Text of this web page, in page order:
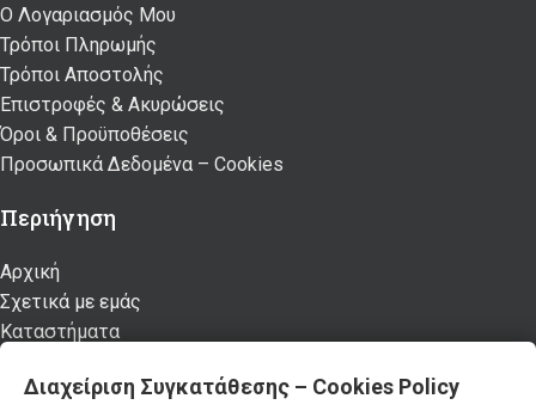
Ο Λογαριασμός Μου
Τρόποι Πληρωμής
Τρόποι Αποστολής
Επιστροφές & Ακυρώσεις
Όροι & Προϋποθέσεις
Προσωπικά Δεδομένα – Cookies
Περιήγηση
Αρχική
Σχετικά με εμάς
Καταστήματα
Κατάλογος επίπλων MSA
Διαχείριση Συγκατάθεσης – Cookies Policy